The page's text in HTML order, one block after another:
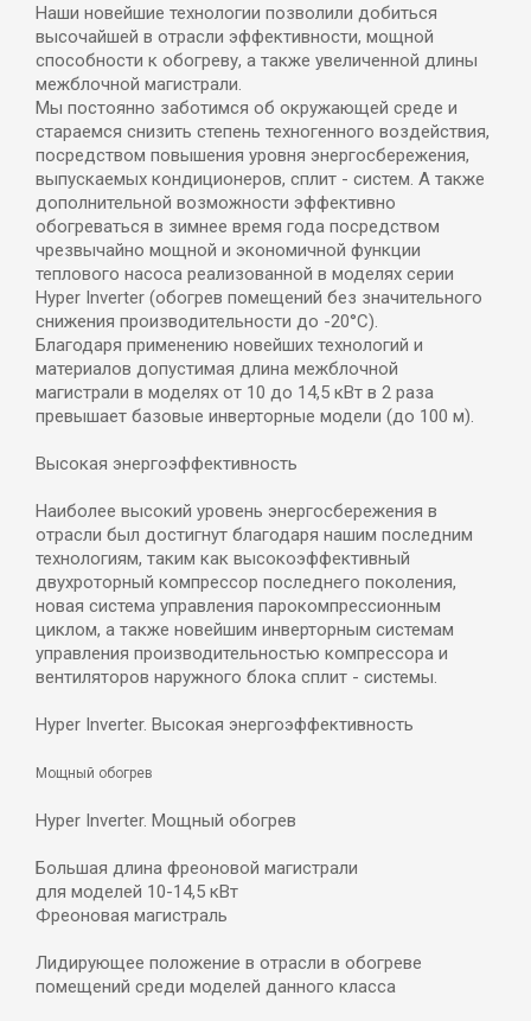
Наши новейшие технологии позволили добиться
высочайшей в отрасли эффективности, мощной
способности к обогреву, а также увеличенной длины
межблочной магистрали.
Мы постоянно заботимся об окружающей среде и
стараемся снизить степень техногенного воздействия,
посредством повышения уровня энергосбережения,
выпускаемых кондиционеров, сплит - систем. А также
дополнительной возможности эффективно
обогреваться в зимнее время года посредством
чрезвычайно мощной и экономичной функции
теплового насоса реализованной в моделях серии
Hyper Inverter (обогрев помещений без значительного
снижения производительности до -20°С).
Благодаря применению новейших технологий и
материалов допустимая длина межблочной
магистрали в моделях от 10 до 14,5 кВт в 2 раза
превышает базовые инверторные модели (до 100 м).
Высокая энергоэффективность
Наиболее высокий уровень энергосбережения в
отрасли был достигнут благодаря нашим последним
технологиям, таким как высокоэффективный
двухроторный компрессор последнего поколения,
новая система управления парокомпрессионным
циклом, а также новейшим инверторным системам
управления производительностью компрессора и
вентиляторов наружного блока сплит - системы.
Hyper Inverter. Высокая энергоэффективность
Мощный обогрев
Hyper Inverter. Мощный обогрев
Большая длина фреоновой магистрали
для моделей 10-14,5 кВт
Фреоновая магистраль
Лидирующее положение в отрасли в обогреве
помещений среди моделей данного класса